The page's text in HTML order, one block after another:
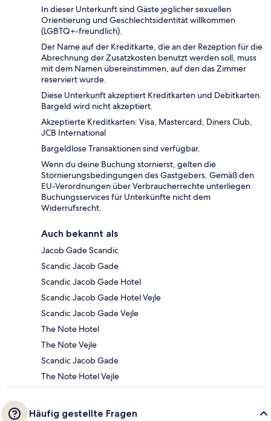
In dieser Unterkunft sind Gäste jeglicher sexuellen
Orientierung und Geschlechtsidentität willkommen
(LGBTQ+-freundlich).
Der Name auf der Kreditkarte, die an der Rezeption für die
Abrechnung der Zusatzkosten benutzt werden soll, muss
mit dem Namen übereinstimmen, auf den das Zimmer
reserviert wurde.
Diese Unterkunft akzeptiert Kreditkarten und Debitkarten.
Bargeld wird nicht akzeptiert.
Akzeptierte Kreditkarten: Visa, Mastercard, Diners Club,
JCB International
Bargeldlose Transaktionen sind verfügbar.
Wenn du deine Buchung stornierst, gelten die
Stornierungsbedingungen des Gastgebers. Gemäß den
EU-Verordnungen über Verbraucherrechte unterliegen
Buchungsservices für Unterkünfte nicht dem
Widerrufsrecht.
Auch bekannt als
Jacob Gade Scandic
Scandic Jacob Gade
Scandic Jacob Gade Hotel
Scandic Jacob Gade Hotel Vejle
Scandic Jacob Gade Vejle
The Note Hotel
The Note Vejle
Scandic Jacob Gade
The Note Hotel Vejle
Häufig gestellte Fragen